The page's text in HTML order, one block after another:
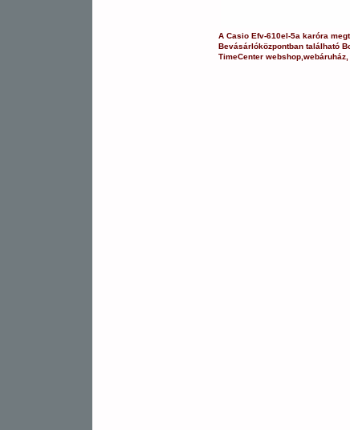
A Casio Efv-610el-5a karóra
Bevásárlóközpontbantalálható
TimeCenter webshop, webáruház,